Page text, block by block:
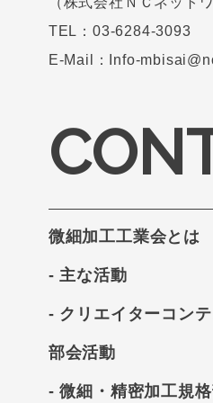
TEL：03-6284-3093
E-Mail：Info-
微細加工工業会とは
- 主な活動
- クリエイターコンテ
部会活動
- 微細・精密加工規